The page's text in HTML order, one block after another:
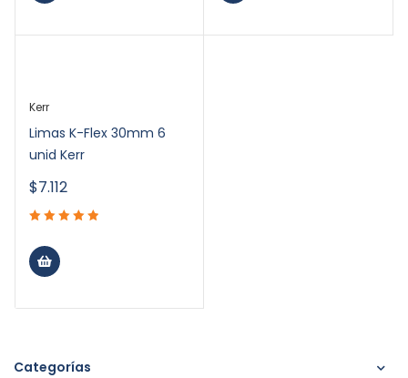
Categorías
Kerr
Limas K-Flex 30mm 6
unid Kerr
$7.112